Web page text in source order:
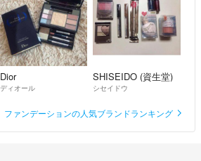
Dior
ディオール
SHISEIDO (資生堂)
シセイドウ
ファンデーションの人気ブランドランキング